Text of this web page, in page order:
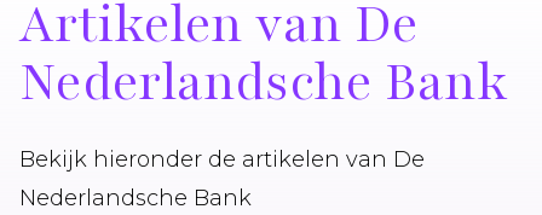
Artikelen van De
Nederlandsche Bank
Bekijk hieronder de artikelen van De
Nederlandsche Bank